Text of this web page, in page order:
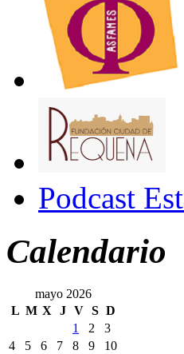
Podcast
Calendario
mayo 2026
L M X J V S D
1
2
3
4
5 6 7 8 9
10